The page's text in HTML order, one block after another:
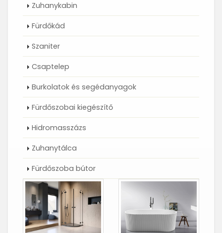
Zuhanykabin
Fürdőkád
Szaniter
Csaptelep
Burkolatok és segédanyagok
Fürdőszobai kiegészítő
Hidromasszázs
Zuhanytálca
Fürdőszoba bútor